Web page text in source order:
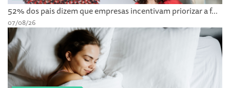
52% dos pais dizem que empresas incentivam priorizar a f...
07/08/26